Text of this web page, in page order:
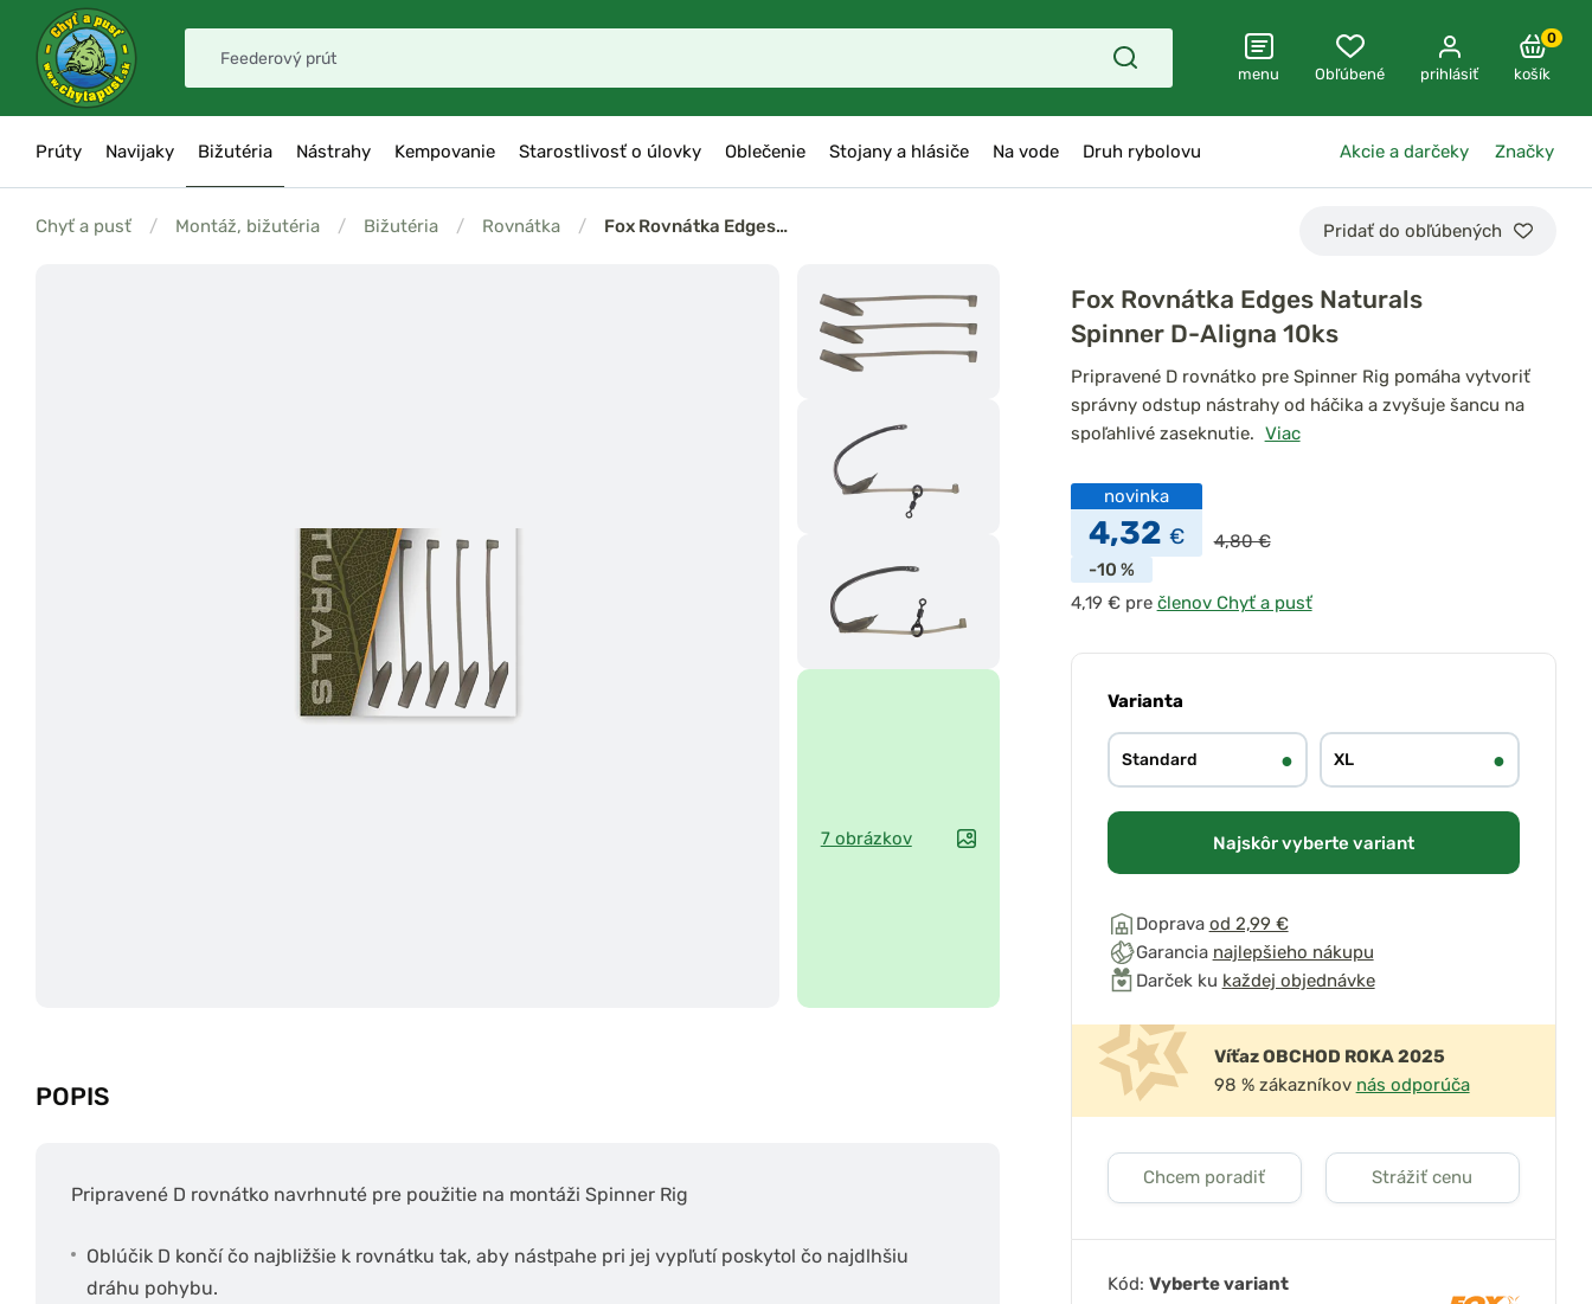
menu Obľúbené prihlásiť
0
košík
Prúty Navijaky Bižutéria Nástrahy Kempovanie Starostlivosť o úlovky Oblečenie Stojany a hlásiče Na vode Druh rybolovu Akcie a darčeky Značky
Chyť a pusť / Montáž, bižutéria / Bižutéria / Rovnátka / Fox Rovnátka Edges… Pridať do obľúbených
7 obrázkov
POPIS
Pripravené D rovnátko navrhnuté pre použitie na montáži Spinner Rig
Oblúčik D končí čo najbližšie k rovnátku tak, aby nástраhe pri jej vypľutí poskytol čo najdlhšiu
dráhu pohybu.
Fox Rovnátka Edges Naturals
Spinner D-Aligna 10ks
Pripravené D rovnátko pre Spinner Rig pomáha vytvoriť
správny odstup nástrahy od háčika a zvyšuje šancu na
spoľahlivé zaseknutie. Viac
novinka
4,32 €
4,80 €
-10 %
pre členov Chyť a pusť
Varianta
Standard ● XL ●
Najskôr vyberte variant
Doprava od 2,99 €
Garancia najlepšieho nákupu
Darček ku každej objednávke
Víťaz OBCHOD ROKA 2025
98 % zákazníkov nás odporúča
Chcem poradiť Strážiť cenu
Kód: Vyberte variant